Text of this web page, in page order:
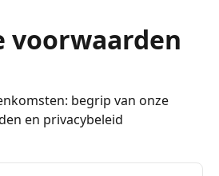
voorwaarden
begrip van onze
en privacybeleid